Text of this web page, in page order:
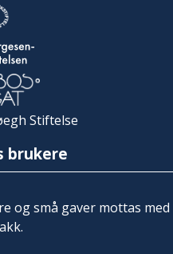
Stiftelse
brukere
og små gaver mottas med